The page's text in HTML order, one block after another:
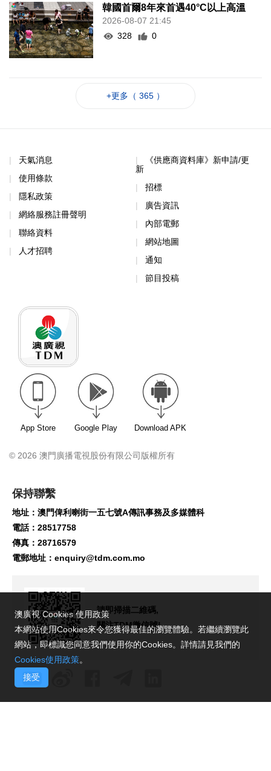
韓國首爾8年來首遇40°C以上高溫
2026-08-07 21:45
328
0
+更多（ 365 ）
天氣消息
使用條款
隱私政策
網絡服務註冊聲明
聯絡資料
人才招聘
《供應商資料庫》新申請/更
新
招標
廣告資訊
內部電郵
網站地圖
通知
節目投稿
App Store Google Play Download APK
© 2026 澳門廣播電視股份有限公司版權所有
保持聯繫
地址：澳門俾利喇街一五七號A傳訊事務及多媒體科
電話：28517758
傳真：28716579
電郵地址： enquiry@tdm.com.mo
請即掃描二維碼,
關注TDM微信號!
澳廣視 Cookies 使用政策
本網站使用Cookies來令您獲得最佳的瀏覽體驗。若繼續瀏覽此
網站，即標識您同意我們使用你的Cookies。詳情請見我們的
Cookies使用政策。
接受